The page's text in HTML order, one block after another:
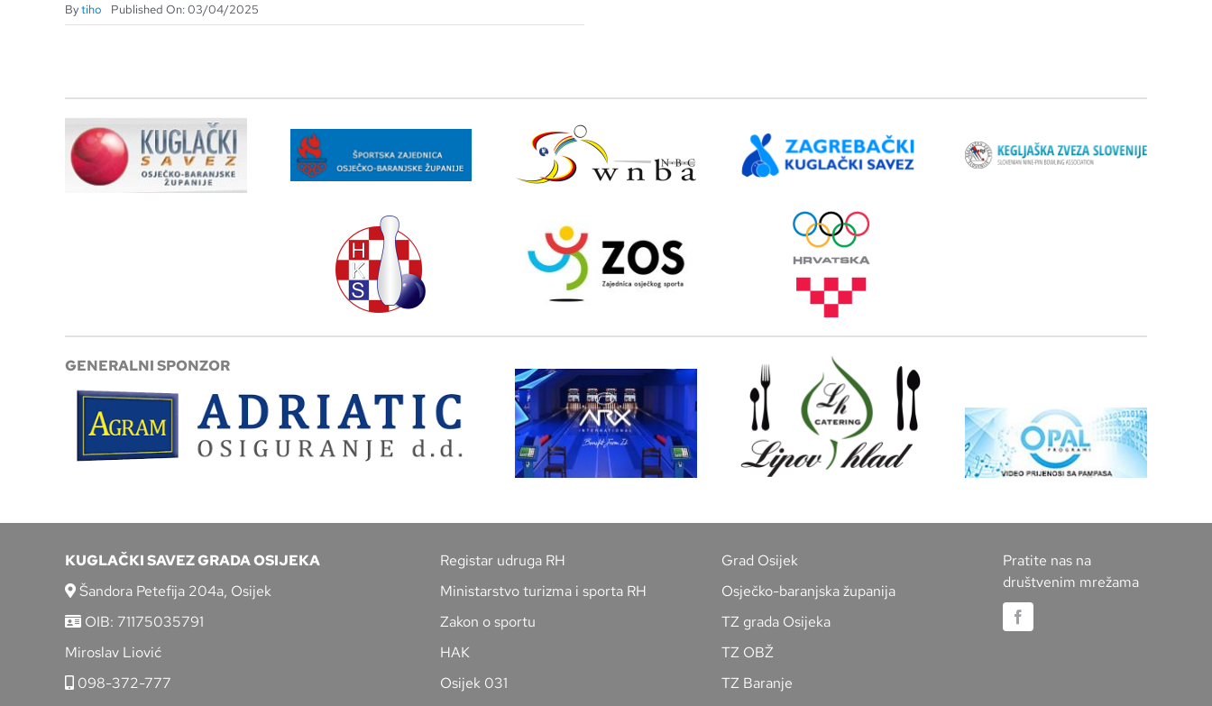
Bytiho Published On: 03/04/2025
GENERALNI SPONZOR
KUGLAČKI SAVEZ GRADA OSIJEKA
Šandora Petefija 204a, Osijek
OIB: 71175035791
Miroslav Liović
098-372-777
Registar udruga RH
Ministarstvo turizma i sporta RH
Zakon o sportu
HAK
Osijek 031
Grad Osijek
Osječko-baranjska županija
TZ grada Osijeka
TZ OBŽ
TZ Baranje
Pratite nas na
društvenim mrežama